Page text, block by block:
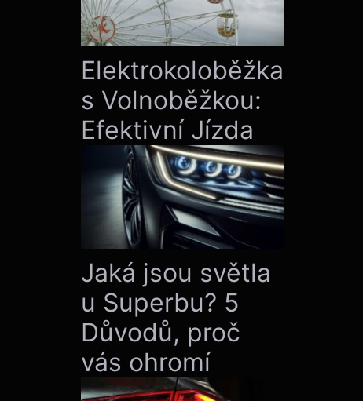
Elektrokoloběžka
s Volnoběžkou:
Efektivní Jízda
Jaká jsou světla
u Superbu? 5
Důvodů, proč
vás ohromí